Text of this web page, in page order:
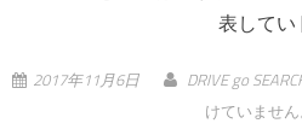
表して
2017年11月6日 DRIVE go
けていません